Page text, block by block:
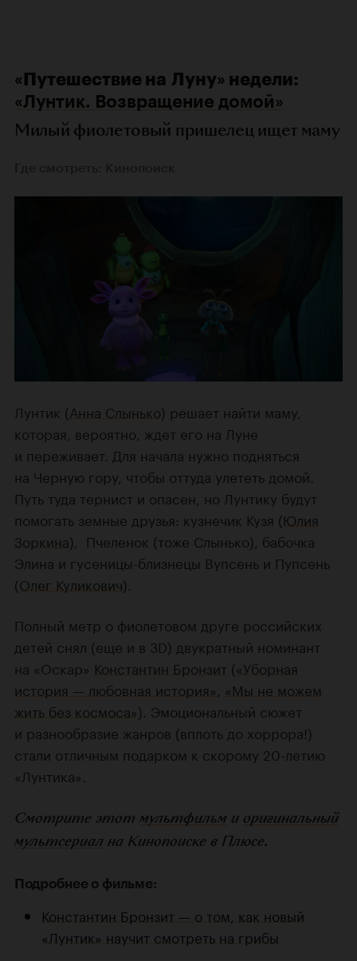
«Путешествие на Луну» недели:
«Лунтик. Возвращение домой»
Милый фиолетовый пришелец ищет маму
Лунтик (Анна Слынько) решает найти маму,
которая, вероятно, ждет его на Луне
и переживает. Для начала нужно подняться
на Черную гору, чтобы оттуда улететь домой.
Путь туда тернист и опасен, но Лунтику будут
помогать земные друзья: кузнечик Кузя (Юлия
Зоркина), ​ Пчеленок (тоже Слынько), бабочка
Элина и гусеницы-близнецы Вупсень и Пупсень
(Олег Куликович).
Полный метр о фиолетовом друге российских
детей снял (еще и в 3D) двукратный номинант
на «Оскар» Константин Бронзит («Уборная
история — любовная история» «Мы не можем
жить без космоса»). Эмоциональный сюжет
и разнообразие жанров (вплоть до хоррора!)
стали отличным подарком к скорому 20-летию
«Лунтика».
Смотрите этот мультфильм и оригинальный
мультсериал на Кинопоиске в Плюсе.
Подробнее о фильме:
Константин Бронзит — о том, как новый
«Лунтик» научит смотреть на грибы